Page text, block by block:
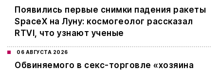
Появились первые снимки падения ракеты
SpaceX на Луну: космогеолог рассказал
RTVI, что узнают ученые
06 АВГУСТА 2026
Обвиняемого в секс-торговле «хозяина